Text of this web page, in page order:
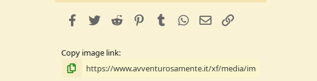
facebookTwitterReddit PinterestTumblrWhatsApp
e-mail
Copy image link